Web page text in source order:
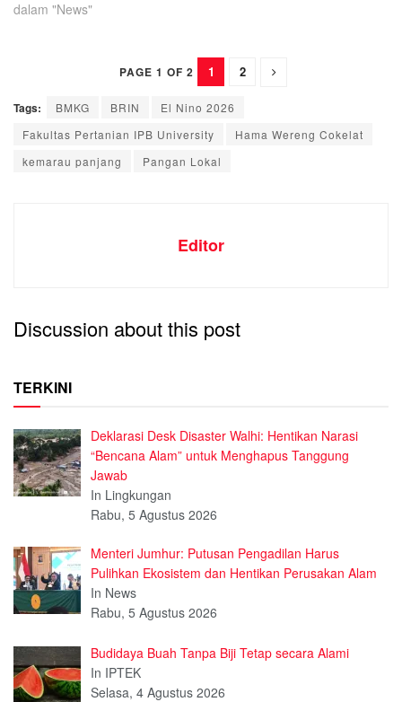
dalam "News"
PAGE 1 OF 2 1 2
Tags: BMKG BRIN
El Nino 2026
Fakultas Pertanian IPB University
Hama Wereng Cokelat
kemarau panjang
Pangan Lokal
Editor
Discussion about this post
TERKINI
Deklarasi Desk Disaster Walhi: Hentikan Narasi
“Bencana Alam” untuk Menghapus Tanggung
Jawab
In Lingkungan
Rabu, 5 Agustus 2026
Menteri Jumhur: Putusan Pengadilan Harus
Pulihkan Ekosistem dan Hentikan Perusakan Alam
In News
Rabu, 5 Agustus 2026
Budidaya Buah Tanpa Biji Tetap secara Alami
In IPTEK
Selasa, 4 Agustus 2026